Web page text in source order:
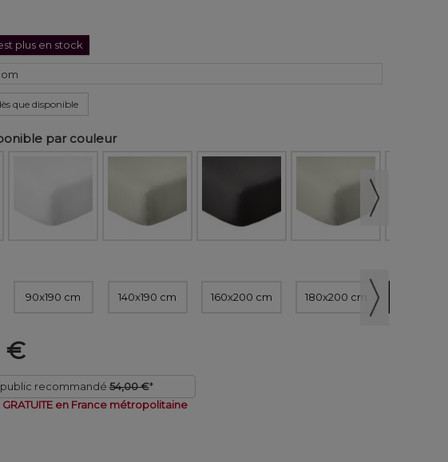
plus en stock
que disponible
par couleur
90x190 cm 140x190 cm 160x200 cm 180x200 cm
€
public recommandé 54,00 €*
GRATUITE en France métropolitaine